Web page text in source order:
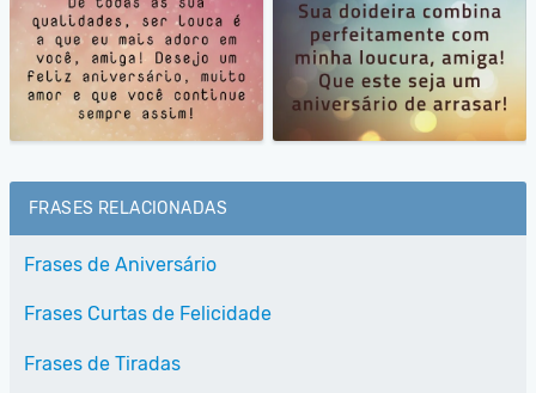
FRASES RELACIONADAS
Frases de Aniversário
Frases Curtas de Felicidade
Frases de Tiradas